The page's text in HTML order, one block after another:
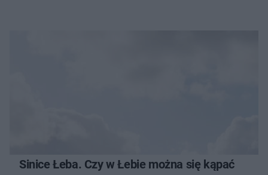
Sinice Łeba. Czy w Łebie można się kąpać